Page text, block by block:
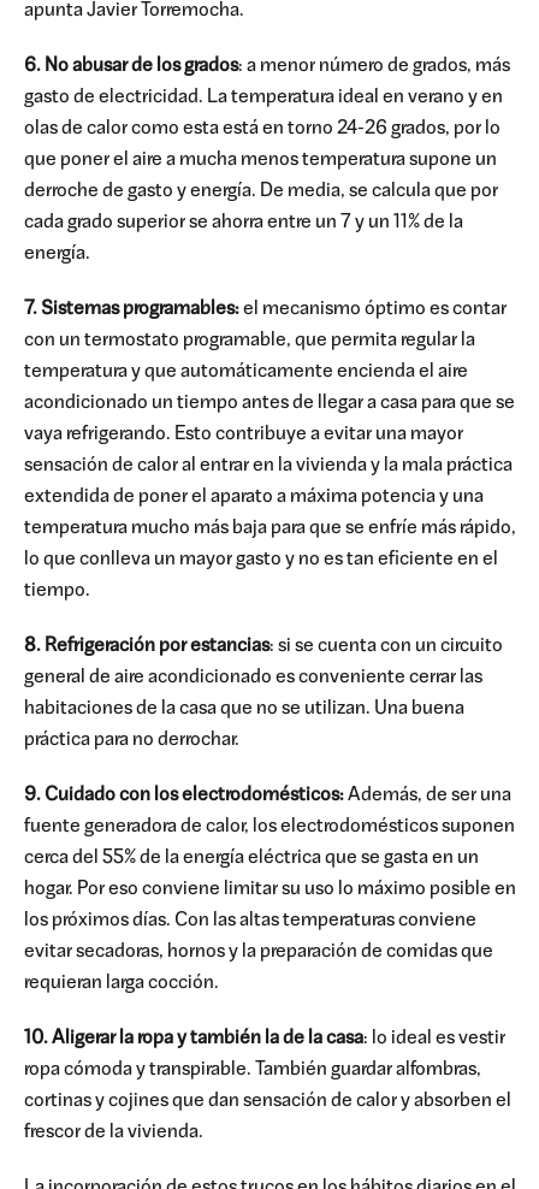
apunta Javier Torremocha.
6. No abusar de los grados: a menor número de grados, más
gasto de electricidad. La temperatura ideal en verano y en
olas de calor como esta está en torno 24-26 grados, por lo
que poner el aire a mucha menos temperatura supone un
derroche de gasto y energía. De media, se calcula que por
cada grado superior se ahorra entre un 7 y un 11% de la
energía.
7. Sistemas programables:el mecanismo óptimo es contar
con un termostato programable, que permita regular la
temperatura y que automáticamente encienda el aire
acondicionado un tiempo antes de llegar a casa para que se
vaya refrigerando. Esto contribuye a evitar una mayor
sensación de calor al entrar en la vivienda y la mala práctica
extendida de poner el aparato a máxima potencia y una
temperatura mucho más baja para que se enfríe más rápido,
lo que conlleva un mayor gasto y no es tan eficiente en el
tiempo.
8. Refrigeración por estancias: si se cuenta con un circuito
general de aire acondicionado es conveniente cerrar las
habitaciones de la casa que no se utilizan. Una buena
práctica para no derrochar.
9. Cuidado con los electrodomésticos:Además, de ser una
fuente generadora de calor, los electrodomésticos suponen
cerca del 55% de la energía eléctrica que se gasta en un
hogar. Por eso conviene limitar su uso lo máximo posible en
los próximos días. Con las altas temperaturas conviene
evitar secadoras, hornos y la preparación de comidas que
requieran larga cocción.
10. Aligerar la ropa y también la de la casa: lo ideal es vestir
ropa cómoda y transpirable. También guardar alfombras,
cortinas y cojines que dan sensación de calor y absorben el
frescor de la vivienda.